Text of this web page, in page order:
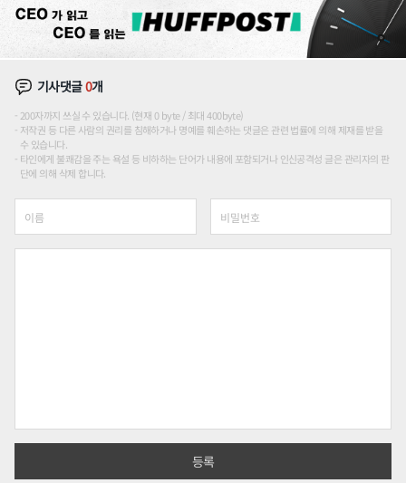
기사댓글0개
200자까지 쓰실 수 있습니다. (현재 0 byte / 최대 400byte)
저작권 등 다른 사람의 권리를 침해하거나 명예를 훼손하는 댓글은 관련 법률에 의해 제재를 받을
수 있습니다.
타인에게 불쾌감을 주는 욕설 등 비하하는 단어가 내용에 포함되거나 인신공격성 글은 관리자의 판
단에 의해 삭제 합니다.